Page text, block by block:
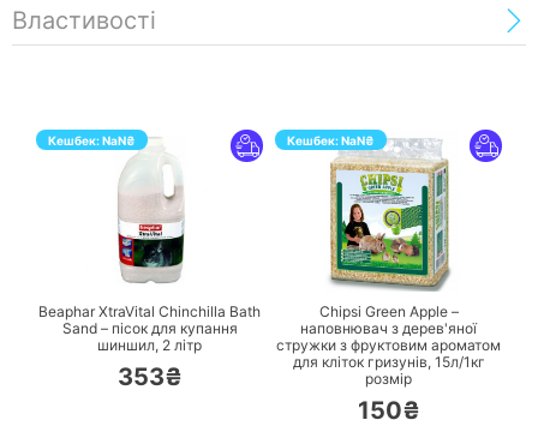
Властивості
Кешбек:NaN₴
ПЕРЕЙТИ
Beaphar XtraVital Chinchilla Bath
Sand – пісок для купання
шиншил, 2 літр
353₴
Кешбек:NaN₴
ПЕРЕЙТИ
Chipsi Green Apple –
наповнювач з дерев'яної
стружки з фруктовим ароматом
для кліток гризунів, 15л/1кг
розмір
150₴